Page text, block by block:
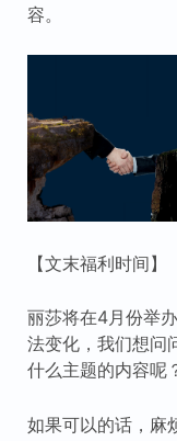
容。
【文末福利时间】
丽莎将在4月份举
法变化，我们想问
什么主题的内容呢
如果可以的话，麻